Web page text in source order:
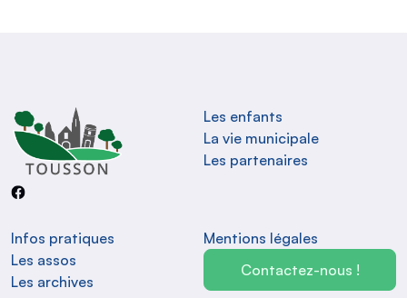
Les enfants
La vie municipale
Les partenaires
Infos pratiques
Les assos
Les archives
Mentions légales
Contactez-nous !